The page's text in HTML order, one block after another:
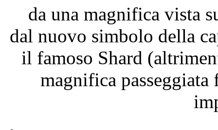
da una magnifica vista
dal nuovo simbolo della
il famoso Shard
magnifica